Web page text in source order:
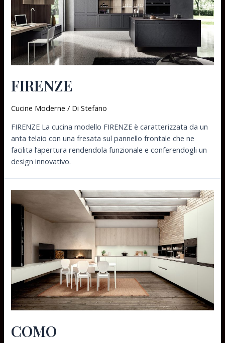
FIRENZE
Cucine Moderne / DiStefano
FIRENZE La cucina modello FIRENZE è caratterizzata da un
anta telaio con una fresata sul pannello frontale che ne
facilita l’apertura rendendola funzionale e conferendogli un
design innovativo.
COMO